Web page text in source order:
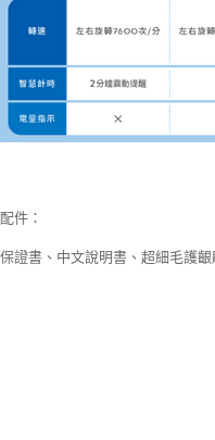
配件：
保證書、中文說明書、超細毛護